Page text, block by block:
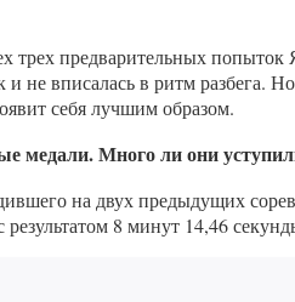
предварительных
и не вписалась в ритм
себя лучшим образом.
медали. Много ли они
на двух предыдущих
8 минут 14,46